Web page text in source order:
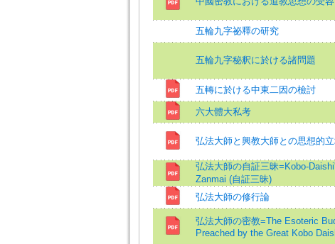
五輪九字祕釋の研究
五輪九字秘釈に於ける諸問題
五轉に於ける中東二因の檢討
六大體大私考
弘法大師と興教大師との思想的
弘法大師の自証三昧=Kobo-
Zanmai (自証三昧)
弘法大師の修行論
弘法大師の密教=The Esoteric
Preached by the Great Kobo